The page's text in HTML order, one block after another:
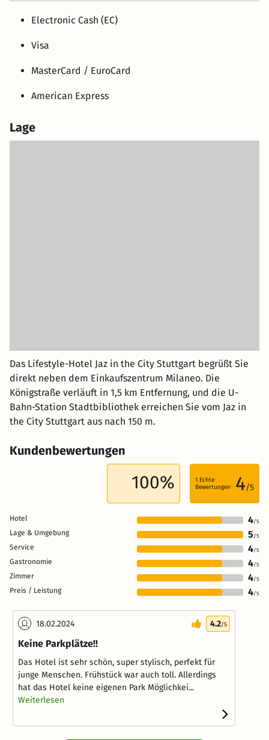
Electronic Cash (EC)
Visa
MasterCard / EuroCard
American Express
Lage
Das Lifestyle-Hotel Jaz in the City Stuttgart begrüßt Sie
direkt neben dem Einkaufszentrum Milaneo. Die
Königstraße verläuft in 1,5 km Entfernung, und die U-
Bahn-Station Stadtbibliothek erreichen Sie vom Jaz in
the City Stuttgart aus nach 150 m.
Kundenbewertungen
100% 1 Echte
Bewertungen
4/5
Hotel 4/5
Lage & Umgebung 5 /5
Service 4/5
Gastronomie 4/5
Zimmer 4/5
Preis / Leistung 4/5
18.02.2024 4.2/5
Keine Parkplätze!!
Das Hotel ist sehr schön, super stylisch, perfekt für
junge Menschen. Frühstück war auch toll. Allerdings
hat das Hotel keine eigenen Park Möglichkei...
Weiterlesen